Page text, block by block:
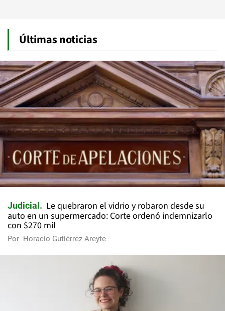
Últimas noticias
Judicial
Le quebraron el vidrio y robaron desde su
auto en un supermercado: Corte ordenó indemnizarlo
con $270 mil
Por Horacio Gutiérrez Areyte